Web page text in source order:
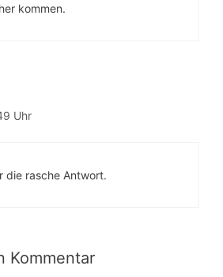
kommen.
Uhr
die rasche Antwort.
Kommentar